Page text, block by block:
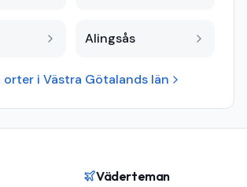
Alingsås
orter i Västra Götalands län
Väderteman